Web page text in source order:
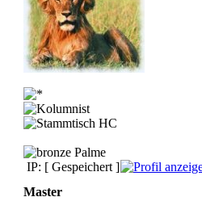
IP: [ Gespeichert ]
Master